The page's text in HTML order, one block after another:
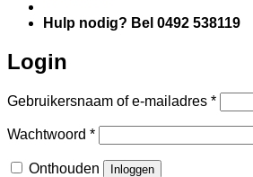
Hulp nodig? Bel 0492 538119
Login
Gebruikersnaam of e-mailadres *Vereist
Wachtwoord *Vereist
Onthouden Inloggen